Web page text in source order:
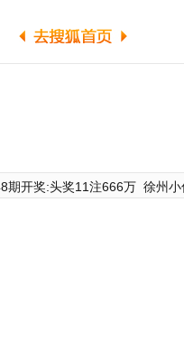
期开奖:头奖11注666万 徐州